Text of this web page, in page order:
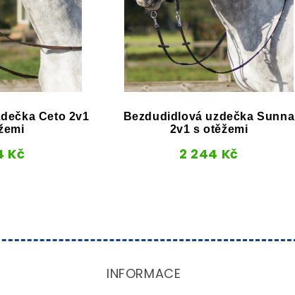
Ceto 2v1
Kč
Bezdudidlová uzdečka Sunna
2v1 s otěžemi
2 244 Kč
INFORMACE